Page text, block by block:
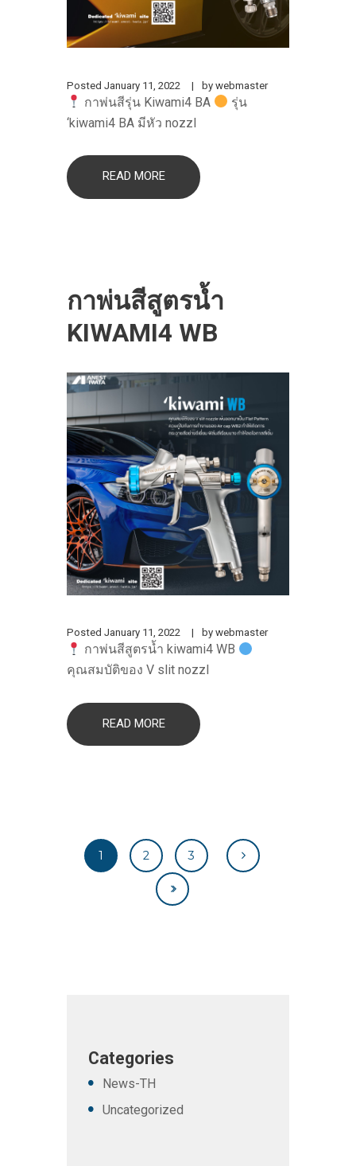
Posted January 11, 2022 bywebmaster
กาพ่นสีรุ่น Kiwami4 BA
รุ่น
‘kiwami4 BA มีหัว nozzl
READ MORE
กาพ่นสีสูตรน้ำ
KIWAMI4 WB
Posted January 11, 2022 bywebmaster
กาพ่นสีสูตรน้ำ kiwami4 WB
คุณสมบัติของ V slit nozzl
READ MORE
1 2 3
Categories
News-TH
Uncategorized